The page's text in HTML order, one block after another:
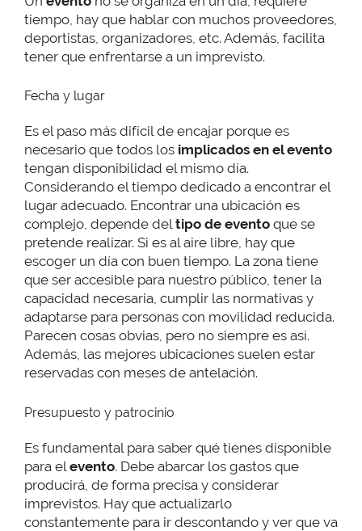
tiempo, hay que hablar con muchos proveedores,
deportistas, organizadores, etc. Además, facilita
tener que enfrentarse a un imprevisto.
Fecha y lugar
Es el paso más difícil de encajar porque es
necesario que todos los implicados en el evento
tengan disponibilidad el mismo día.
Considerando el tiempo dedicado a encontrar el
lugar adecuado. Encontrar una ubicación es
complejo, depende deltipo de evento que se
pretende realizar. Si es al aire libre, hay que
escoger un día con buen tiempo. La zona tiene
que ser accesible para nuestro público, tener la
capacidad necesaria, cumplir las normativas y
adaptarse para personas con movilidad reducida.
Parecen cosas obvias, pero no siempre es así.
Además, las mejores ubicaciones suelen estar
reservadas con meses de antelación.
Presupuesto y patrocinio
Es fundamental para saber qué tienes disponible
para el evento. Debe abarcar los gastos que
producirá, de forma precisa y considerar
imprevistos. Hay que actualizarlo
constantemente para ir descontando y ver que va